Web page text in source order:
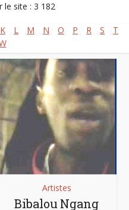
le site : 3 182
K L M N O P R S
T
Artistes
Bibalou Ngang